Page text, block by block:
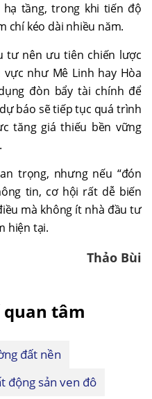
tầng, trong khi tiến độ
chí kéo dài nhiều năm.
tư nên ưu tiên chiến lược
như Mê Linh hay Hòa
đòn bẩy tài chính để
báo sẽ tiếp tục quá trình
tăng giá thiếu bền vững
trọng, nhưng nếu “đón
tin, cơ hội rất dễ biến
mà không ít nhà đầu tư
hiện tại.
Thảo Bùi
quan tâm
đất nền
động sản ven đô